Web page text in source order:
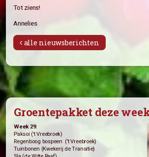
Wat vindt u van Vertwenz?
afspraken die wij gemaakt hebben
mogelijke levering. Mochten er nou,
moeten worden; dan is dat natuurlijk
briefje neer. Dan komt het helemaal
Annelies